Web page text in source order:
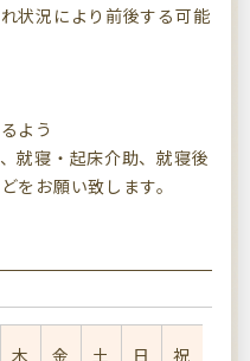
状況により前後する可能
よう
就寝・起床介助、就寝後
をお願い致します。
木 金 土 日 祝